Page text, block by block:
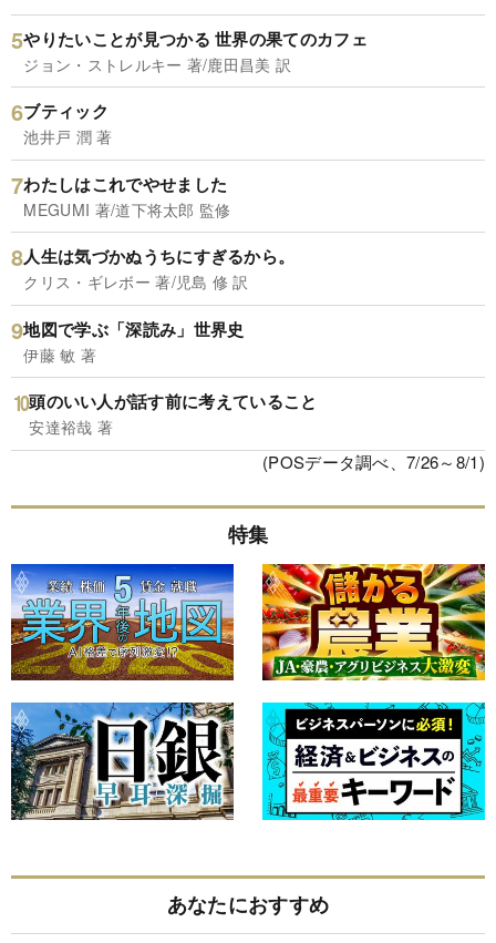
やりたいことが見つかる 世界の果てのカフェ
ジョン・ストレルキー 著/鹿田昌美 訳
ブティック
池井戸 潤 著
わたしはこれでやせました
MEGUMI 著/道下将太郎 監修
人生は気づかぬうちにすぎるから。
クリス・ギレボー 著/児島 修 訳
地図で学ぶ「深読み」世界史
伊藤 敏 著
頭のいい人が話す前に考えていること
安達裕哉 著
(POSデータ調べ、7/26～8/1)
特集
あなたにおすすめ